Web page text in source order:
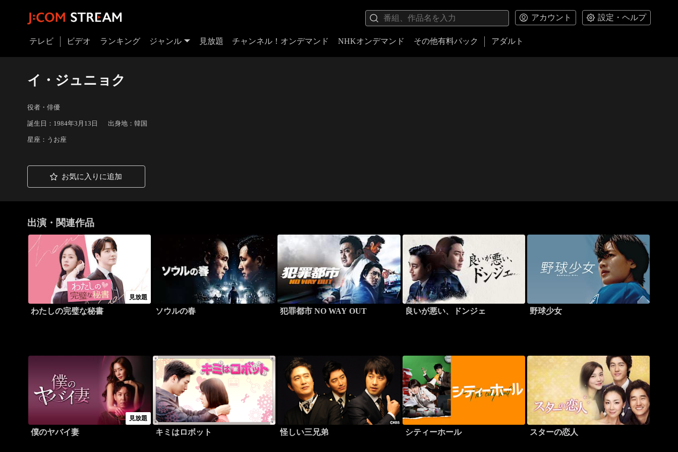
アカウント 設定・ヘルプ
テレビ ビデオ ランキング ジャンル 見放題 チャンネル！オンデマンド NHKオンデマンド その他有料パック アダルト
イ・ジュニョク
役者・俳優
誕生日：1984年3月13日 出身地：韓国
星座：うお座
お気に入りに追加
出演・関連作品
見放題
わたしの完璧な秘書 ソウルの春 犯罪都市 NO WAY OUT 良いが悪い、ドンジェ 野球少女
見放題
僕のヤバイ妻 キミはロボット 怪しい三兄弟 シティーホール スターの恋人